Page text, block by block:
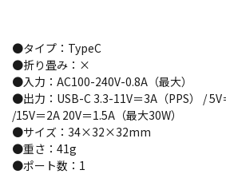
●タイプ：TypeC
●折り畳み：×
●入力：AC100-240V-0.8A（最大）
●出力：USB-C 3.3-11V＝3A（PPS） /
/15V＝2A 20V＝1.5A（最大30W）
●サイズ：34×32×32mm
●重さ：41g
●ポート数：1